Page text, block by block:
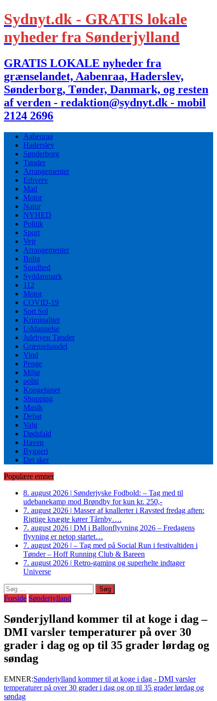
Sydnyt.dk - GRATIS lokale
nyheder fra Sønderjylland
GRATIS LOKALE nyheder fra
grænselandet, Aabenraa, Haderslev,
Sønderborg, Tønder, Danmark, og resten
af verden - redaktion@sydnyt.dk - mobil
2124 2696
Aabenraa
Haderslev
Sønderborg
Tønder
Arrangementer
Erhverv
Mad
Motor
Natur
NYHED
Politik
Sport
Vejr
Arrangementer
Bolig
Sundhed
Syddanmark
112
Motor
COVID-19
Sort Sol
Kriminalitet
Uddannelse
Julebyen Tønder
Grænsehandel
Vind
Penge
Miljø
politi
Kongehuset
Shopping
Musik
Debat
Valg
Dødsfald
Haven
Byggeri
Det sker
Populære emner
8. august 2026 | Sønderjyske Fodbold: – Tag med til
udebanekamp mod Brøndby for kun kr. 250,-
7. august 2026 | Masser af knallerter i Ravsted fredag aften:
Rigtige knægte kører Tårnby….
7. august 2026 | DM i Ballonflyvning 2026 – Fredagens
flyvning er netop startet…
7. august 2026 | – Tag med på Social Run i festivaltiden i
Tønder – Hoff Running Club & Bareen
7. august 2026 | Retro-gaming og superhelte indtager
Universe
Søg
efter:
Forside Sønderjylland
Sønderjylland kommer til at koge i dag –
DMI varsler temperaturer på over 30
grader i dag og op til 35 grader lørdag og
søndag
EMNER:Sønderjylland kommer til at koge i dag - DMI varsler
temperaturer på over 30 grader i dag og op til 35 grader lørdag og
søndag